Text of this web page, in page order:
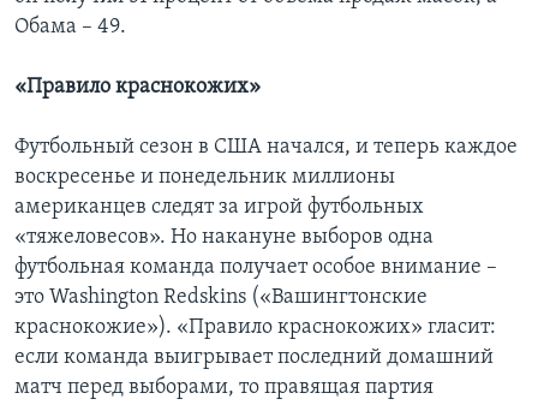
Обама – 49.
«Правило краснокожих»
Футбольный сезон в США начался, и теперь каждое
воскресенье и понедельник миллионы
американцев следят за игрой футбольных
«тяжеловесов». Но накануне выборов одна
футбольная команда получает особое внимание –
это Washington Redskins («Вашингтонские
краснокожие»). «Правило краснокожих» гласит:
если команда выигрывает последний домашний
матч перед выборами, то правящая партия